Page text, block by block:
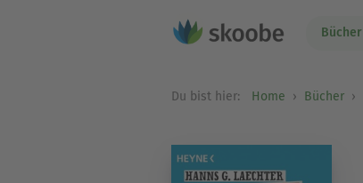
Bücher
Du bist hier: Home Bücher